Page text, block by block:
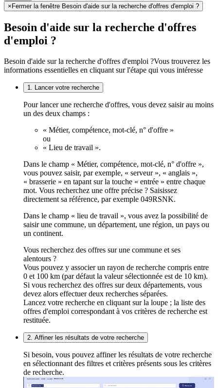
× Fermer la fenêtre Besoin d'aide sur la recherche d'offres d'emploi ?
Besoin d'aide sur la recherche d'offres
d'emploi ?
Besoin d'aide sur la recherche d'offres d'emploi ?Vous trouverez les
informations essentielles en cliquant sur l'étape qui vous intéresse
1. Lancer votre recherche
Pour lancer une recherche d'offres, vous devez saisir au moins
un des deux champs :
« Métier, compétence, mot-clé, n° d'offre »
ou
« Lieu de travail ».
Dans le champ « Métier, compétence, mot-clé, n° d'offre »,
vous pouvez saisir, par exemple, « serveur », « anglais »,
« brasserie » en tapant sur la touche « entrée » entre chaque
mot. Vous recherchez une offre précise ? Saisissez
directement sa référence, par exemple 049RSNK.
Dans le champ « lieu de travail », vous avez la possibilité de
saisir une commune, un département, une région, un pays ou
un continent.
Vous recherchez des offres sur une commune et ses
alentours ?
Vous pouvez y associer un rayon de recherche compris entre
0 et 100 km (par défaut la valeur sélectionnée est de 10 km).
Si vous recherchez des offres sur deux départements, vous
devez alors effectuer deux recherches séparées.
Lancez votre recherche en cliquant sur la loupe ; la liste des
offres d'emploi correspondant à vos critères de recherche est
restituée.
2. Affiner les résultats de votre recherche
Si besoin, vous pouvez affiner les résultats de votre recherche
en sélectionnant des filtres et critères présents sous les critères
de recherche.